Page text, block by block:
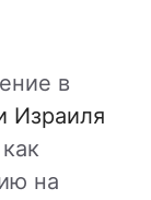
в
Израиля
на